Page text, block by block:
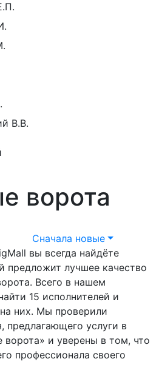
В.В.
ворота
Сначала новые
вы всегда найдёте
предложит лучшее качество
Всего в нашем
15 исполнителей и
них. Мы проверили
предлагающего услуги в
ворота» и уверены в том, что
профессионала своего